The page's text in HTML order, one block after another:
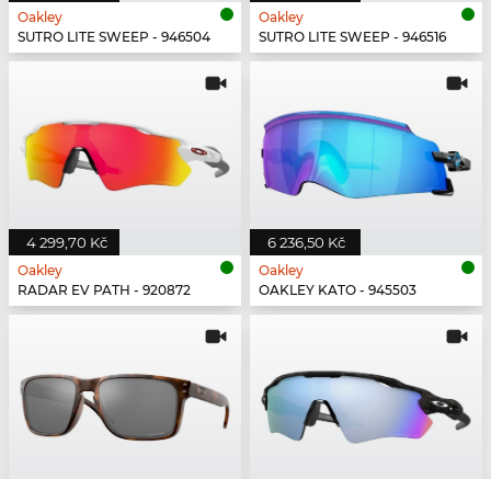
Oakley
SUTRO LITE SWEEP - 946504
Oakley
SUTRO LITE SWEEP - 946516
4 299,70 Kč
Oakley
RADAR EV PATH - 920872
6 236,50 Kč
Oakley
OAKLEY KATO - 945503